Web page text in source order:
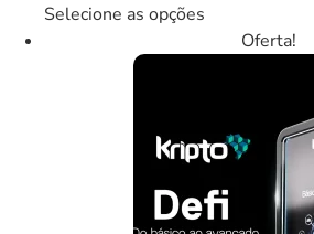
Selecione as opções
Oferta!